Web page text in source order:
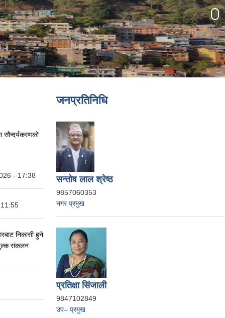
सौन्दर्यकरणको
- 17:38
निकासी हुने
संकलन
जनप्रतिनिधि
सन्तोष लाल श्रेष्ठ
9857060353
नगर प्रमुख
प्रतिक्षा सिंजाली
9847102849
उप– प्रमुख